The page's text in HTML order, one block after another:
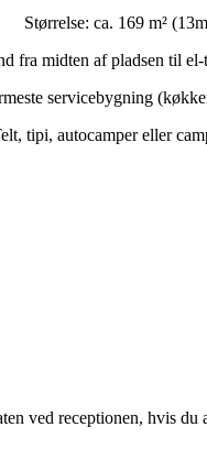
Størrelse: ca. 169 m²
fra midten af pladsen til
servicebygning
tipi, autocamper eller
ved receptionen, hvis